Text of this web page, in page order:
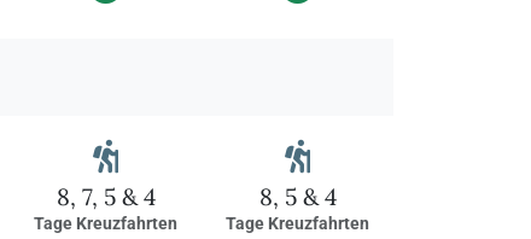
8, 7, 5 & 4
Tage Kreuzfahrten
8, 5 & 4
Tage Kreuzfahrten